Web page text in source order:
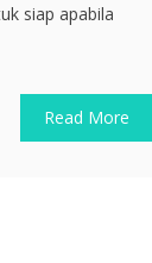
siap apabila
Read More